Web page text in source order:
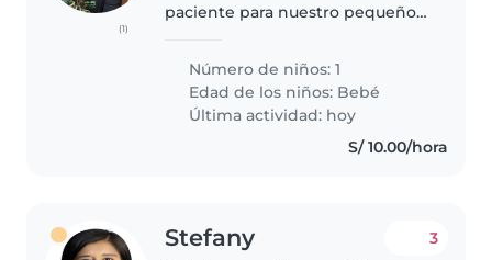
(1)
paciente para nuestro pequeño
alguien que no solo cuide, sino
que también prepare comidas
sencillas. Si tienes experiencia..
Número de niños: 1
Edad de los niños: Bebé
Última actividad: hoy
S/ 10.00/hora
Stefany 3